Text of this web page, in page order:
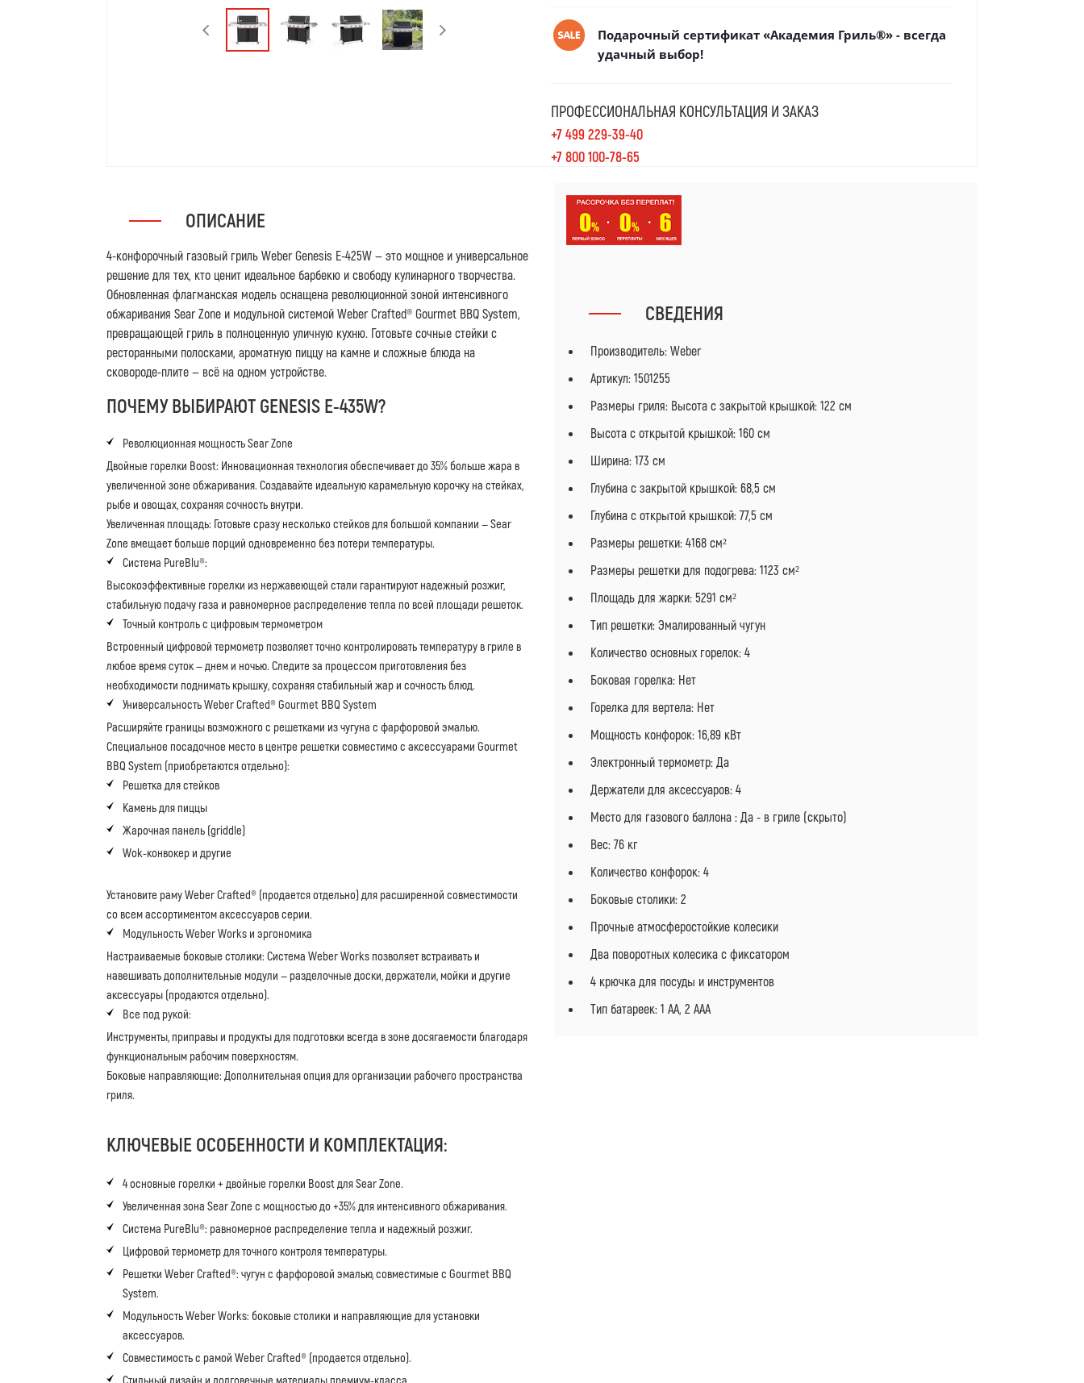
Подарочный сертификат «Академия Гриль®» - всегда
удачный выбор!
ПРОФЕССИОНАЛЬНАЯ КОНСУЛЬТАЦИЯ И ЗАКАЗ
+7 499 229-39-40
+7 800 100-78-65
ОПИСАНИЕ
4-конфорочный газовый гриль Weber Genesis E-425W — это мощное и универсальное
решение для тех, кто ценит идеальное барбекю и свободу кулинарного творчества.
Обновленная флагманская модель оснащена революционной зоной интенсивного
обжаривания Sear Zone и модульной системой Weber Crafted® Gourmet BBQ System,
превращающей гриль в полноценную уличную кухню. Готовьте сочные стейки с
ресторанными полосками, ароматную пиццу на камне и сложные блюда на
сковороде-плите — всё на одном устройстве.
ПОЧЕМУ ВЫБИРАЮТ GENESIS E-435W?
Революционная мощность Sear Zone
Двойные горелки Boost: Инновационная технология обеспечивает до 35% больше жара в
увеличенной зоне обжаривания. Создавайте идеальную карамельную корочку на стейках,
рыбе и овощах, сохраняя сочность внутри.
Увеличенная площадь: Готовьте сразу несколько стейков для большой компании — Sear
Zone вмещает больше порций одновременно без потери температуры.
Система PureBlu®:
Высокоэффективные горелки из нержавеющей стали гарантируют надежный розжиг,
стабильную подачу газа и равномерное распределение тепла по всей площади решеток.
Точный контроль с цифровым термометром
Встроенный цифровой термометр позволяет точно контролировать температуру в гриле в
любое время суток — днем и ночью. Следите за процессом приготовления без
необходимости поднимать крышку, сохраняя стабильный жар и сочность блюд.
Универсальность Weber Crafted® Gourmet BBQ System
Расширяйте границы возможного с решетками из чугуна с фарфоровой эмалью.
Специальное посадочное место в центре решетки совместимо с аксессуарами Gourmet
BBQ System (приобретаются отдельно):
Решетка для стейков
Камень для пиццы
Жарочная панель (griddle)
Wok-конвокер и другие
Установите раму Weber Crafted® (продается отдельно) для расширенной совместимости
со всем ассортиментом аксессуаров серии.
Модульность Weber Works и эргономика
Настраиваемые боковые столики: Система Weber Works позволяет встраивать и
навешивать дополнительные модули — разделочные доски, держатели, мойки и другие
аксессуары (продаются отдельно).
Все под рукой:
Инструменты, приправы и продукты для подготовки всегда в зоне досягаемости благодаря
функциональным рабочим поверхностям.
Боковые направляющие: Дополнительная опция для организации рабочего пространства
гриля.
КЛЮЧЕВЫЕ ОСОБЕННОСТИ И КОМПЛЕКТАЦИЯ:
4 основные горелки + двойные горелки Boost для Sear Zone.
Увеличенная зона Sear Zone с мощностью до +35% для интенсивного обжаривания.
Система PureBlu®: равномерное распределение тепла и надежный розжиг.
Цифровой термометр для точного контроля температуры.
Решетки Weber Crafted®: чугун с фарфоровой эмалью, совместимые с Gourmet BBQ
System.
Модульность Weber Works: боковые столики и направляющие для установки
аксессуаров.
Совместимость с рамой Weber Crafted® (продается отдельно).
Стильный дизайн и долговечные материалы премиум-класса.
СВЕДЕНИЯ
Производитель: Weber
Артикул: 1501255
Размеры гриля: Высота с закрытой крышкой: 122 см
Высота с открытой крышкой: 160 см
Ширина: 173 см
Глубина с закрытой крышкой: 68,5 см
Глубина с открытой крышкой: 77,5 см
Размеры решетки: 4168 см²
Размеры решетки для подогрева: 1123 см²
Площадь для жарки: 5291 см²
Тип решетки: Эмалированный чугун
Количество основных горелок: 4
Боковая горелка: Нет
Горелка для вертела: Нет
Мощность конфорок: 16,89 кВт
Электронный термометр: Да
Держатели для аксессуаров: 4
Место для газового баллона : Да - в гриле (скрыто)
Вес: 76 кг
Количество конфорок: 4
Боковые столики: 2
Прочные атмосферостойкие колесики
Два поворотных колесика с фиксатором
4 крючка для посуды и инструментов
Тип батареек: 1 AA, 2 AAA